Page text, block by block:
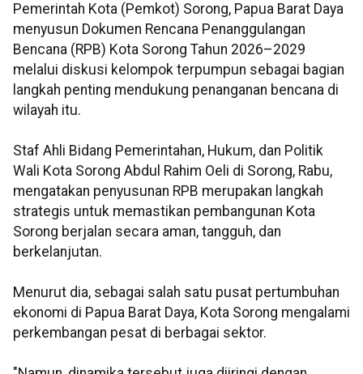
Pemerintah Kota (Pemkot) Sorong, Papua Barat Daya
menyusun Dokumen Rencana Penanggulangan
Bencana (RPB) Kota Sorong Tahun 2026–2029
melalui diskusi kelompok terpumpun sebagai bagian
langkah penting mendukung penanganan bencana di
wilayah itu.
Staf Ahli Bidang Pemerintahan, Hukum, dan Politik
Wali Kota Sorong Abdul Rahim Oeli di Sorong, Rabu,
mengatakan penyusunan RPB merupakan langkah
strategis untuk memastikan pembangunan Kota
Sorong berjalan secara aman, tangguh, dan
berkelanjutan.
Menurut dia, sebagai salah satu pusat pertumbuhan
ekonomi di Papua Barat Daya, Kota Sorong mengalami
perkembangan pesat di berbagai sektor.